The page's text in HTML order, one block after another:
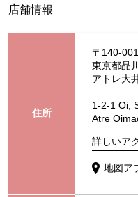
店舗情報
住所
〒140-
東京都品
アトレ大
1-2-1 Oi,
Atre
詳しいア
地図ア